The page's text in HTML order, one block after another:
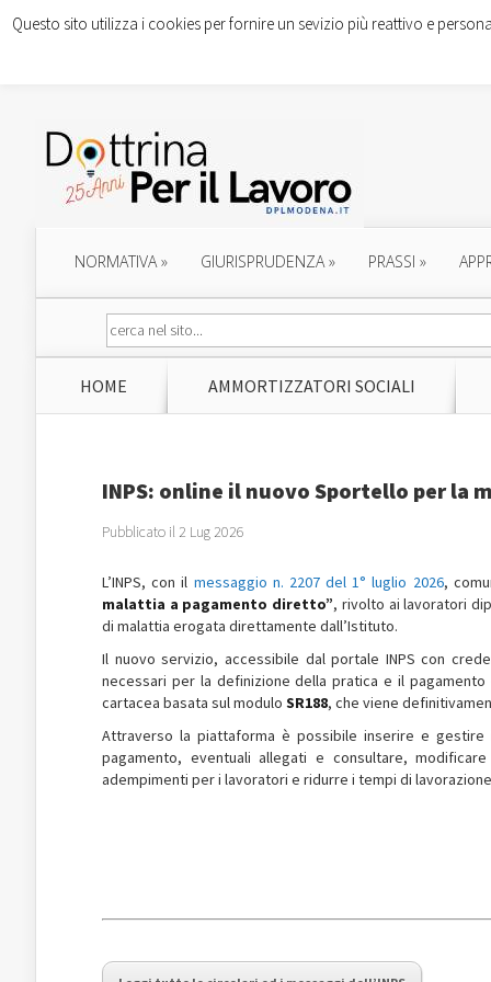
NORMATIVA» GIURISPRUDENZA» PRASSI »
HOME AMMORTIZZATORI SOCIALI
INPS: online il nuovo Sportello per la
Pubblicato il 2 Lug 2026
L’INPS, con il messaggio n. 2207 del 1° luglio 2026,
malattia a pagamento diretto”, rivolto ai lavoratori
di malattia erogata direttamente dall’Istituto.
Il nuovo servizio, accessibile dal portale INPS con
necessari per la definizione della pratica e il
cartacea basata sul modulo SR188, che viene
Attraverso la piattaforma è possibile inserire e
pagamento, eventuali allegati e consultare,
adempimenti per i lavoratori e ridurre i tempi di
Questo sito utilizza i cookies per fornire un sevizio più reattivo e